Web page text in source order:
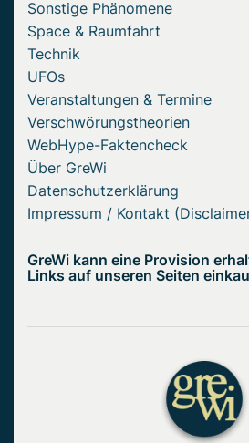
Sonstige Phänomene
Space & Raumfahrt
Technik
UFOs
Veranstaltungen & Termine
Verschwörungstheorien
WebHype-Faktencheck
Über GreWi
Datenschutzerklärung
Impressum / Kontakt
GreWi kann eine Provision
Links auf unseren Seiten